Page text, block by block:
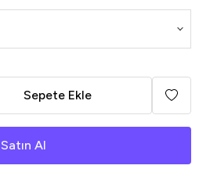
Sepete Ekle
Satın Al